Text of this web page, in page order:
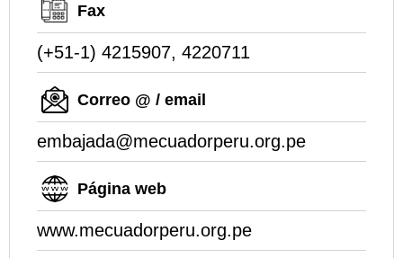
Fax
(+51-1) 4215907, 4220711
Correo @ / email
embajada@mecuadorperu.org.pe
Página web
www.mecuadorperu.org.pe